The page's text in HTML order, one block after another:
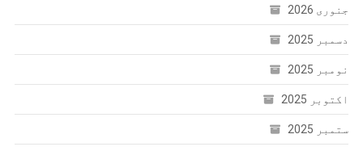
جنوری 2026
دسمبر 2025
نومبر 2025
اکتوبر 2025
ستمبر 2025